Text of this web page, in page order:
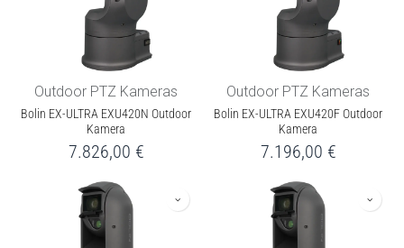
Outdoor PTZ Kameras
Bolin EX-ULTRA EXU420N Outdoor
Kamera
7.826,00 €
Outdoor PTZ Kameras
Bolin EX-ULTRA EXU420F Outdoor
Kamera
7.196,00 €